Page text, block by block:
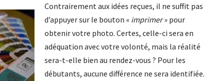
Contrairement aux idées reçues, il ne suffit pas
d’appuyer sur le bouton « imprimer» pour
obtenir votre photo. Certes, celle-ci sera en
adéquation avec votre volonté, mais la réalité
sera-t-elle bien au rendez-vous ? Pour les
débutants, aucune différence ne sera identifiée.